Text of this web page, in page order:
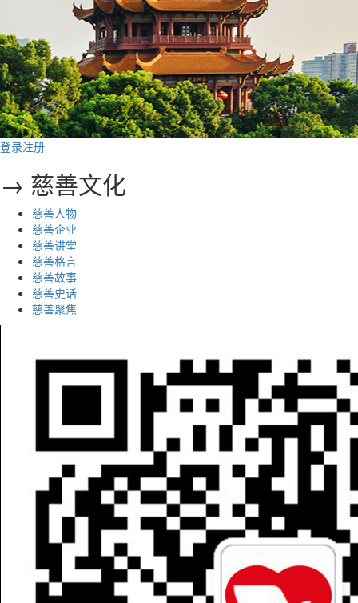
登录注册
→ 慈善文化
慈善人物
慈善企业
慈善讲堂
慈善格言
慈善故事
慈善史话
慈善聚焦